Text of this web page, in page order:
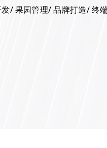
/ 果园管理/ 品牌打造/ 终